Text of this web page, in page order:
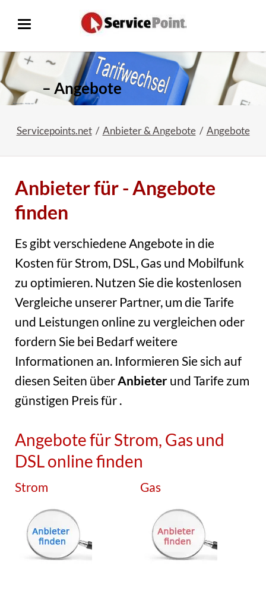
– Angebote
Servicepoints.net Anbieter & Angebote Angebote
Anbieter für - Angebote
finden
Es gibt verschiedene Angebote indie
Kosten für Strom, DSL, Gas und Mobilfunk
zu optimieren. Nutzen Sie die kostenlosen
Vergleiche unserer Partner, um die Tarife
und Leistungen online zu vergleichen oder
fordern Sie bei Bedarf weitere
Informationen an. Informieren Sie sich auf
diesen Seiten überAnbieterund Tarife zum
günstigen Preis für.
Angebote für Strom, Gas und
DSL online finden
Strom Gas